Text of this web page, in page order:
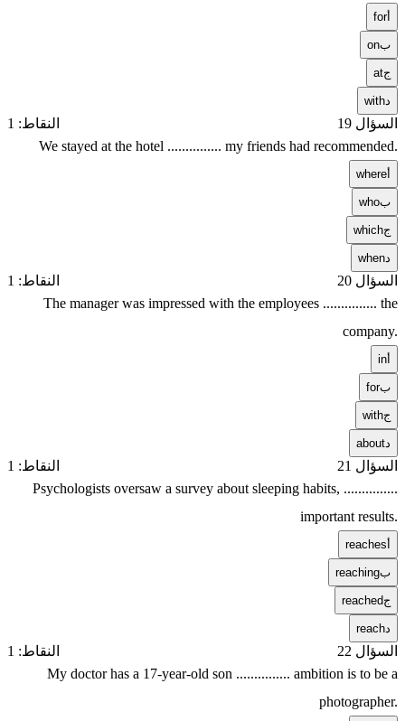
for
بon
جat
with
السؤال 19
النقاط: 1
We stayed at the hotel ............... my friends had recommended.
where
بwho
جwhich
when
السؤال 20
النقاط: 1
The manager was impressed with the employees ............... the
company.
in
بfor
جwith
about
السؤال 21
النقاط: 1
Psychologists oversaw a survey about sleeping habits, ...............
important results.
reaches
بreaching
جreached
reach
السؤال 22
النقاط: 1
My doctor has a 17-year-old son ............... ambition is to be a
photographer.